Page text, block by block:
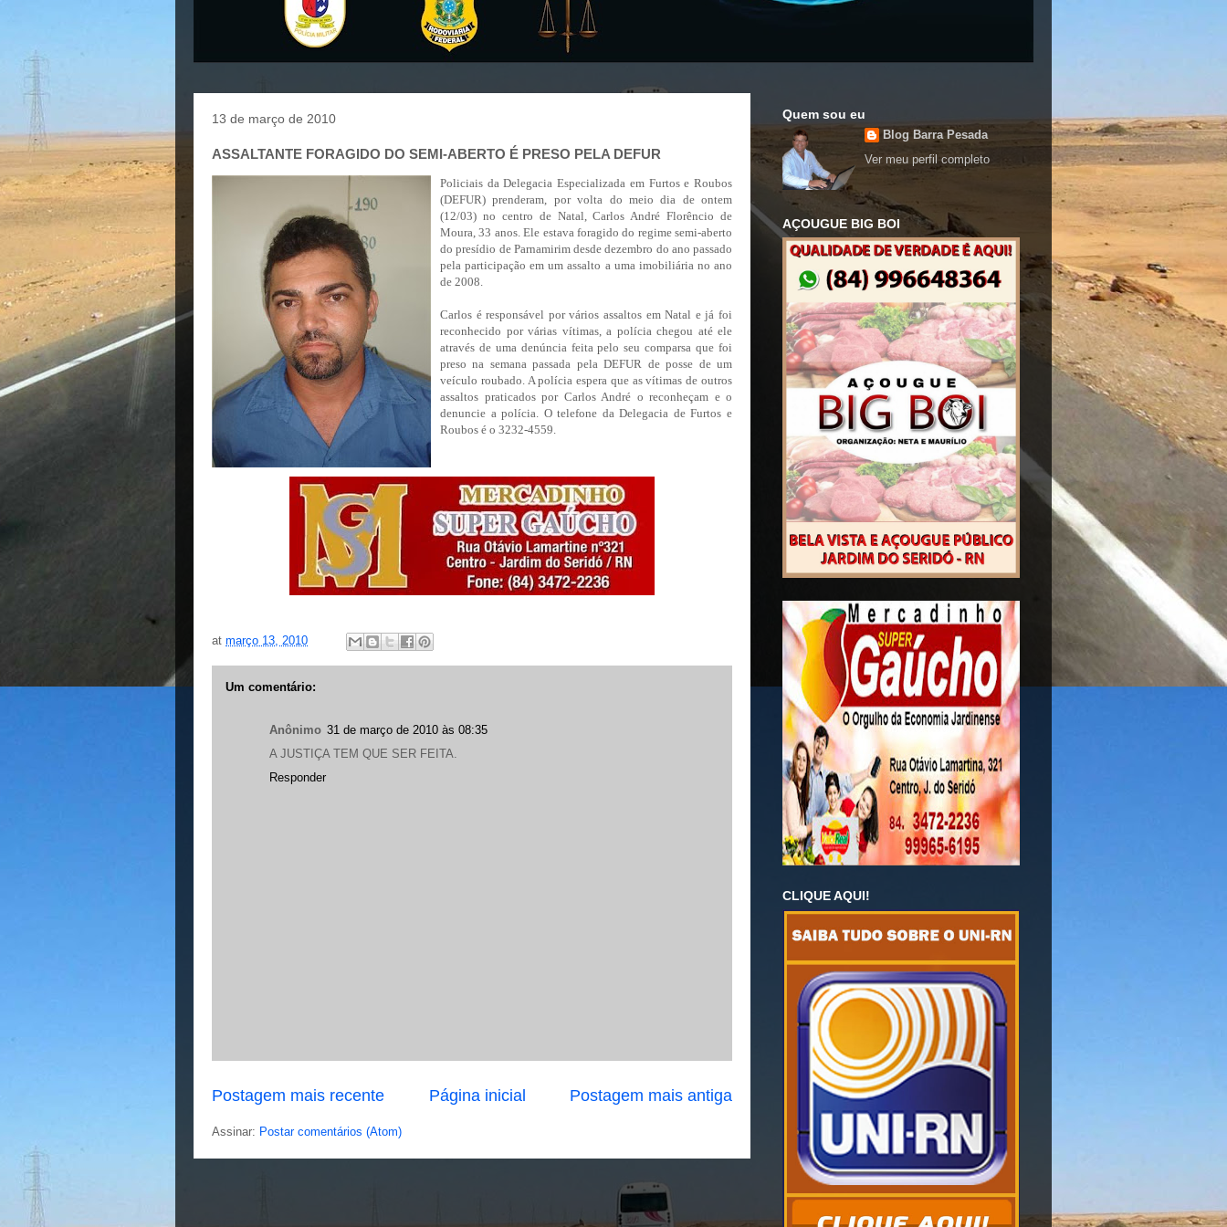
13 de março de 2010
ASSALTANTE FORAGIDO DO SEMI-ABERTO É PRESO PELA DEFUR
Policiais da Delegacia Especializada em Furtos e Roubos
(DEFUR) prenderam, por volta do meio dia de ontem
(12/03) no centro de Natal, Carlos André Florêncio de
Moura, 33 anos. Ele estava foragido do regime semi-aberto
do presídio de Parnamirim desde dezembro do ano passado
pela participação em um assalto a uma imobiliária no ano
de 2008.
Carlos é responsável por vários assaltos em Natal e já foi
reconhecido por várias vítimas, a polícia chegou até ele
através de uma denúncia feita pelo seu comparsa que foi
preso na semana passada pela DEFUR de posse de um
veículo roubado. A polícia espera que as vítimas de outros
assaltos praticados por Carlos André o reconheçam e o
denuncie a polícia. O telefone da Delegacia de Furtos e
Roubos é o 3232-4559.
at março 13, 2010
Um comentário:
Anônimo 31 de março de 2010 às 08:35
A JUSTIÇA TEM QUE SER FEITA.
Responder
Postagem mais recente Postagem mais antiga
Página inicial
Assinar: Postar comentários (Atom)
Quem sou eu
Blog Barra Pesada
Ver meu perfil completo
AÇOUGUE BIG BOI
CLIQUE AQUI!